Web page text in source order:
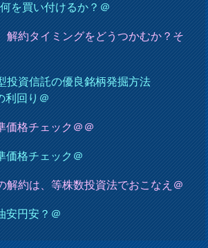
を買い付けるか？＠
約タイミングをどうつかむか？そ
投資信託の優良銘柄発掘方法
回り＠
格チェック＠＠
格チェック＠
解約は、等株数投資法でおこなえ＠
円安？＠